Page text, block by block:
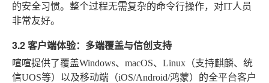
的安全习惯。整个过程无需复杂的命令行操作，对IT人员
非常友好。
3.2 客户端体验：多端覆盖与信创支持
喧喧提供了覆盖Windows、macOS、Linux（支持麒麟、统
信UOS等）以及移动端（iOS/Android/鸿蒙）的全平台客户